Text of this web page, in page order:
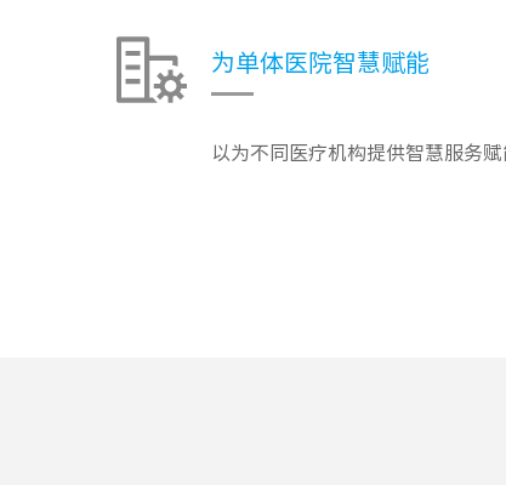
为单体医院智慧赋能
以为不同医疗机构提供智慧服务